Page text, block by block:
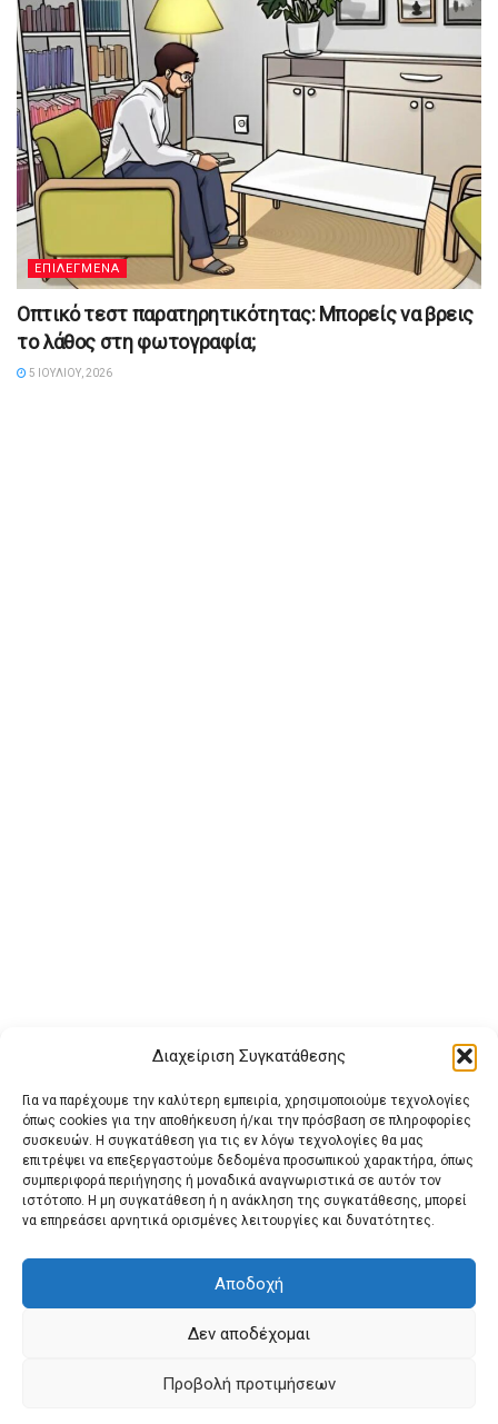
Διαχείριση Συγκατάθεσης
Για να παρέχουμε την καλύτερη εμπειρία, χρησιμοποιούμε τεχνολογίες
όπως cookies για την αποθήκευση ή/και την πρόσβαση σε πληροφορίες
συσκευών. Η συγκατάθεση για τις εν λόγω τεχνολογίες θα μας
επιτρέψει να επεξεργαστούμε δεδομένα προσωπικού χαρακτήρα, όπως
συμπεριφορά περιήγησης ή μοναδικά αναγνωριστικά σε αυτόν τον
ιστότοπο. Η μη συγκατάθεση ή η ανάκληση της συγκατάθεσης, μπορεί
να επηρεάσει αρνητικά ορισμένες λειτουργίες και δυνατότητες.
Αποδοχή
Δεν αποδέχομαι
Προβολή προτιμήσεων
ΕΠΙΛΕΓΜΕΝΑ
Οπτικό τεστ παρατηρητικότητας: Μπορείς να βρεις
το λάθος στη φωτογραφία;
5 ΙΟΥΛΊΟΥ, 2026
Buy Adspace ΑΡΧΙΚΗ ΕΠΙΚΟΙΝΩΝΙΑ
ΟΡΟΙ ΧΡΗΣΗΣ